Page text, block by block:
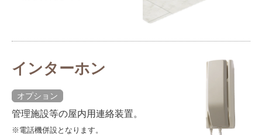
インターホン
オプション
管理施設等の屋内用連絡装置。
※電話機併設となります。